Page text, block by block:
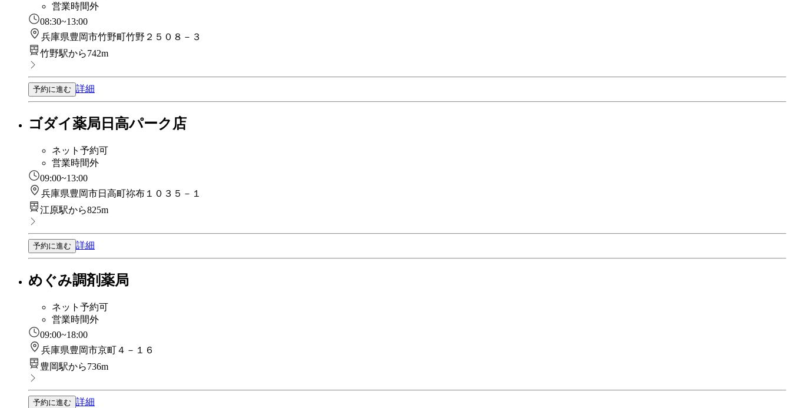
営業時間外
08:30~13:00
兵庫県豊岡市竹野町竹野２５０８－３
竹野駅から742m
予約に進む 詳細
ゴダイ薬局日高パーク店
ネット予約可
営業時間外
09:00~13:00
兵庫県豊岡市日高町祢布１０３５－１
江原駅から825m
予約に進む 詳細
めぐみ調剤薬局
ネット予約可
営業時間外
09:00~18:00
兵庫県豊岡市京町４－１６
豊岡駅から736m
予約に進む 詳細